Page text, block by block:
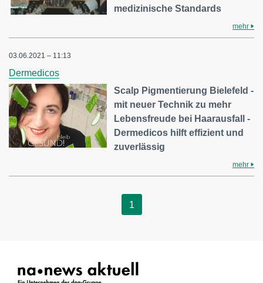
medizinische Standards
mehr
03.06.2021 – 11:13
Dermedicos
Scalp Pigmentierung Bielefeld -
mit neuer Technik zu mehr
Lebensfreude bei Haarausfall -
Dermedicos hilft effizient und
zuverlässig
mehr
1